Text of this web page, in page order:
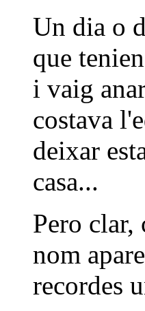
Un dia o
que
i vaig
costava
deixar
casa...
Pero clar,
nom
recordes